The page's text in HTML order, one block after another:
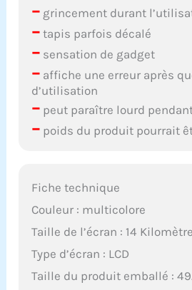
– grincement durant
– tapis parfois décalé
– sensation de gadget
– affiche une erreur après
d’utilisation
– peut paraître lourd
– poids du produit pourrait
Fiche technique
Couleur : multicolore
Taille de l’écran : 14
Type d’écran : LCD
Taille du produit emballé :